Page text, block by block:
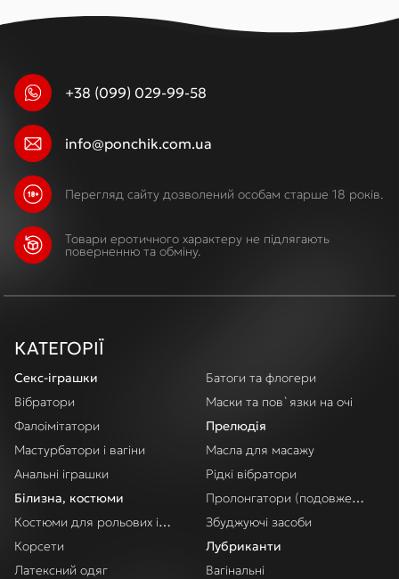
+38 (099) 029-99-58
info@ponchik.com.ua
Перегляд сайту дозволений особам старше 18 років.
Товари еротичного характеру не підлягають
поверненню та обміну.
КАТЕГОРІЇ
Секс-іграшки
Вібратори
Фалоімітатори
Мастурбатори і вагіни
Анальні іграшки
Білизна, костюми
Костюми для рольових ігор
Корсети
Латексний одяг
Батоги та флогери
Маски та пов`язки на очі
Прелюдія
Масла для масажу
Рідкі вібратори
Пролонгатори (подовження
Збуджуючі засоби
Лубриканти
Вагінальні